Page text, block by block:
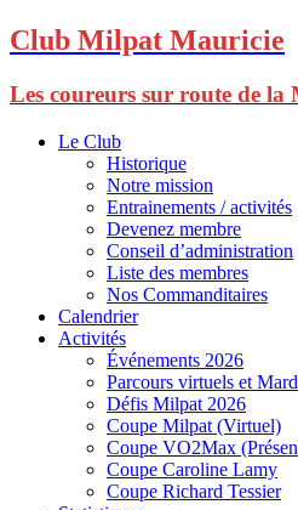
Club Milpat Mauricie
Les coureurs sur route de la
Le Club
Historique
Notre mission
Entrainements / activités
Devenez membre
Conseil d’administration
Liste des membres
Nos Commanditaires
Calendrier
Activités
Événements 2026
Parcours virtuels et
Défis Milpat 2026
Coupe Milpat (Virtuel)
Coupe VO2Max
Coupe Caroline Lamy
Coupe Richard Tessier